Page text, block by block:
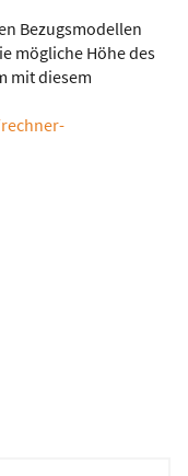
Bezugsmodellen
mögliche Höhe des
mit diesem